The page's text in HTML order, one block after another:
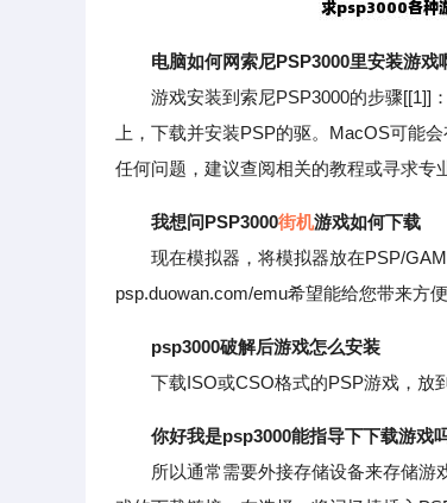
电脑如何网索尼PSP3000里安装游戏
游戏安装到索尼PSP3000的步骤[[1]]：
上，下载并安装PSP的驱。MacOS可能
任何问题，建议查阅相关的教程或寻求专
我想问PSP3000街机游戏如何下载
现在模拟器，将模拟器放在PSP/
psp.duowan.com/emu希望能给您带来方便
psp3000破解后游戏怎么安装
下载ISO或CSO格式的PSP游戏，放
你好我是psp3000能指导下下载游戏
所以通常需要外接存储设备来存储游